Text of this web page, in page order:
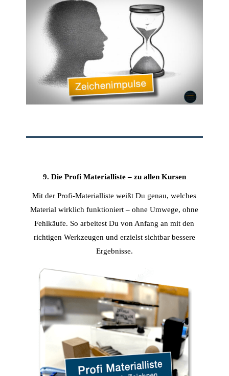
9. Die Profi Materialliste – zu allen Kursen
Mit der Profi-Materialliste weißt Du genau, welches
Material wirklich funktioniert – ohne Umwege, ohne
Fehlkäufe. So arbeitest Du von Anfang an mit den
richtigen Werkzeugen und erzielst sichtbar bessere
Ergebnisse.